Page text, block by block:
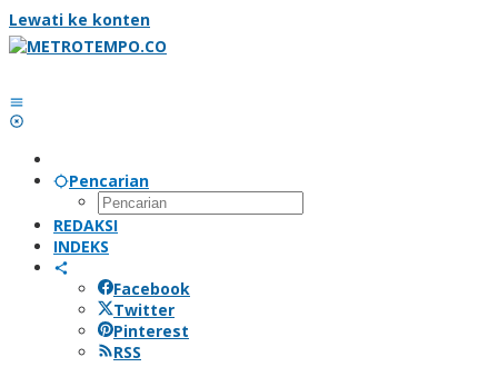
Lewati ke konten
Pencarian
REDAKSI
INDEKS
Facebook
Twitter
Pinterest
RSS